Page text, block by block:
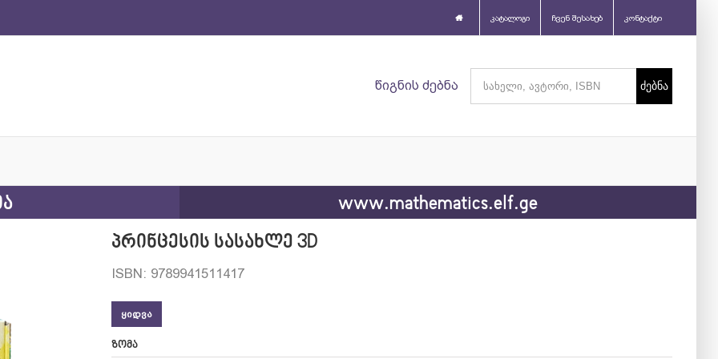
კატალოგი ჩვენ შესახებ კონტაქტი
წიგნის ძებნა
www.mathematics.elf.ge
პრინცესის სასახლე 3D
ISBN: 9789941511417
ᲧᲘᲓᲕᲐ
ზომა